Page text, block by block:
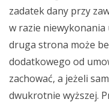
zadatek dany przy
w razie
druga strona może
dodatkowego od
zachować, a jeżeli
dwukrotnie wyższej.